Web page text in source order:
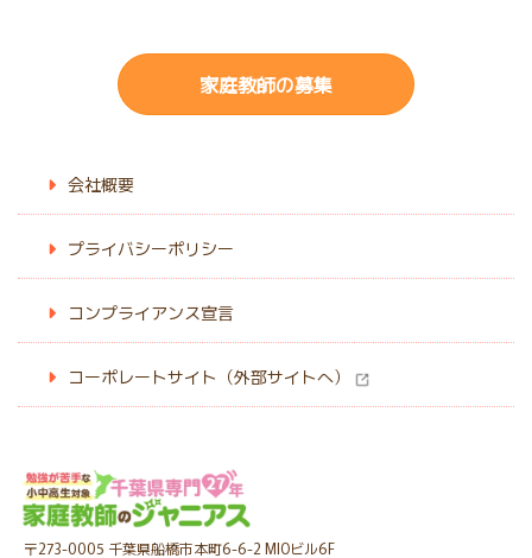
発達障害
サイトマップ
家庭教師の募集
会社概要
プライバシーポリシー
コンプライアンス宣言
コーポレートサイト（外部サイトへ）
〒273-0005 千葉県船橋市本町6-6-2 MIOビル6F